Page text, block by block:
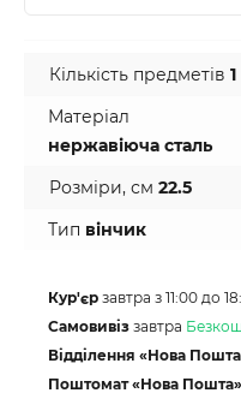
Кількість предметів 1
Матеріал
нержавіюча сталь
Розміри, см 22.5
Тип вінчик
Кур'єр завтра з 11:00 до
Самовивіз завтра
Відділення «Нова
Поштомат «Нова Пошта»